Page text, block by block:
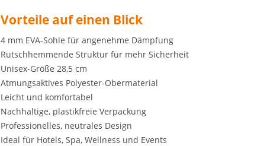
Vorteile auf einen Blick
4 mm EVA-Sohle für angenehme Dämpfung
Rutschhemmende Struktur für mehr Sicherheit
Unisex-Größe 28,5 cm
Atmungsaktives Polyester-Obermaterial
Leicht und komfortabel
Nachhaltige, plastikfreie Verpackung
Professionelles, neutrales Design
Ideal für Hotels, Spa, Wellness und Events